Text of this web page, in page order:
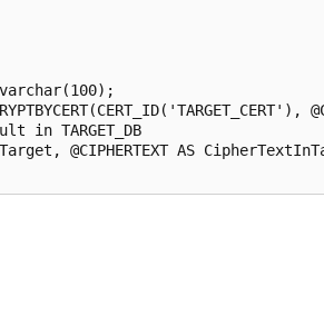
nvarchar(100);
in TARGET_DB
@CIPHERTEXT AS